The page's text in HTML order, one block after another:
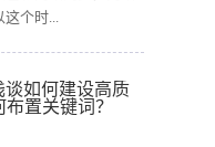
个时...
谈如何建设高质
置关键词？